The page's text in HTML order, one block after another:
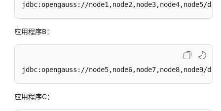
_V2.0-
10.x）
南
（分
布
jdbc:opengauss://node1,node2,node3,node4,node5/
应用程序B：
jdbc:opengauss://node5,node6,node7,node8,node9/
应用程序C：